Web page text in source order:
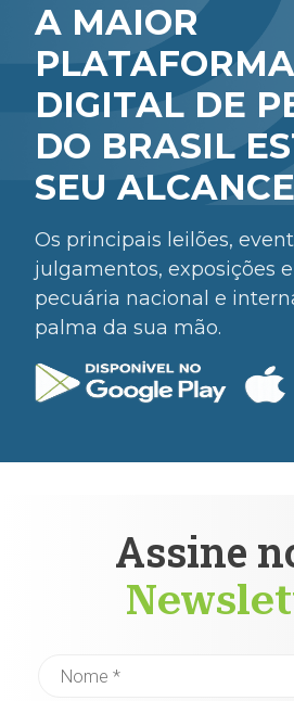
A MAIOR
PLATAFORMA
DIGITAL DE
DO BRASIL
SEU
Os principais leilões,
julgamentos, exposições
pecuária nacional e
palma da sua mão.
Assine